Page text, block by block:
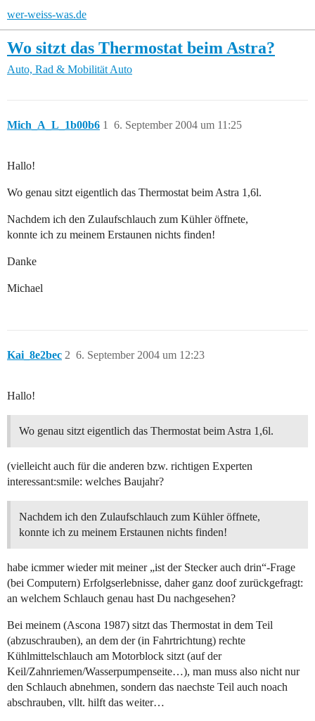
wer-weiss-was.de
Wo sitzt das Thermostat beim Astra?
Auto, Rad & Mobilität Auto
Mich_A_L_1b00b6 6. September 2004 um 11:25
1
Hallo!
Wo genau sitzt eigentlich das Thermostat beim Astra 1,6l.
Nachdem ich den Zulaufschlauch zum Kühler öffnete,
konnte ich zu meinem Erstaunen nichts finden!
Danke
Michael
Kai_8e2bec 6. September 2004 um 12:23
2
Hallo!
Wo genau sitzt eigentlich das Thermostat beim Astra 1,6l.
(vielleicht auch für die anderen bzw. richtigen Experten
interessant:smile: welches Baujahr?
Nachdem ich den Zulaufschlauch zum Kühler öffnete,
konnte ich zu meinem Erstaunen nichts finden!
habe icmmer wieder mit meiner „ist der Stecker auch drin“-Frage
(bei Computern) Erfolgserlebnisse, daher ganz doof zurückgefragt:
an welchem Schlauch genau hast Du nachgesehen?
Bei meinem (Ascona 1987) sitzt das Thermostat in dem Teil
(abzuschrauben), an dem der (in Fahrtrichtung) rechte
Kühlmittelschlauch am Motorblock sitzt (auf der
Keil/Zahnriemen/Wasserpumpenseite…), man muss also nicht nur
den Schlauch abnehmen, sondern das naechste Teil auch noach
abschrauben, vllt. hilft das weiter…